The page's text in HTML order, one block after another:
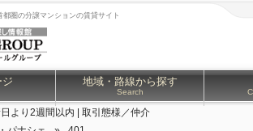
都圏の分譲マンションの賃貸サイト
ジ 地域・路線から探す
Search
より2週間以内 | 取引態様／仲介